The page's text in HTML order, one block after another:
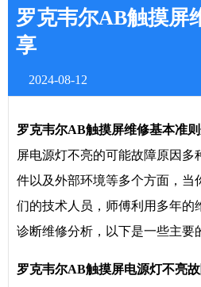
罗克韦尔AB触摸屏
享
2024-08-12
罗克韦尔AB触摸屏维修基本准
屏电源灯不亮的可能故障原因多
件以及外部环境等多个方面，当
们的技术人员，师傅利用多年的
诊断维修分析，以下是一些主要
罗克韦尔AB触摸屏电源灯不亮故